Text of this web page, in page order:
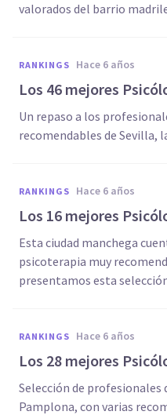
valorados del barrio
RANKINGS hace 6 años
Los 46 mejores
Un repaso a los
recomendables de Sevilla,
RANKINGS hace 6 años
Los 16 mejores
Esta ciudad manchega
psicoterapia muy
presentamos esta
RANKINGS hace 6 años
Los 28 mejores
Selección de profesionales
Pamplona, con varias